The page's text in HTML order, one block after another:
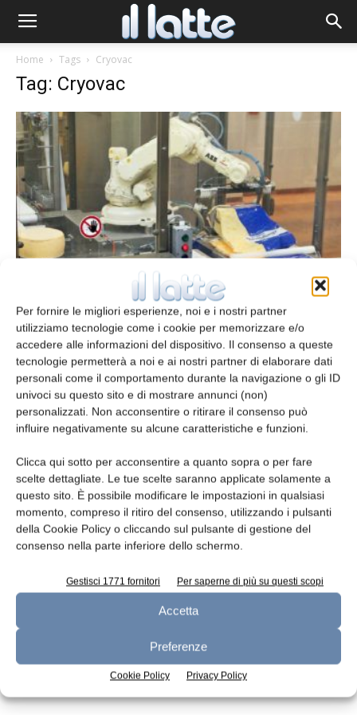
Per fornire le migliori esperienze, noi e i nostri partner
utilizziamo tecnologie come i cookie per memorizzare e/o
accedere alle informazioni del dispositivo. Il consenso a queste
tecnologie permetterà a noi e ai nostri partner di elaborare dati
personali come il comportamento durante la navigazione o gli ID
univoci su questo sito e di mostrare annunci (non)
personalizzati. Non acconsentire o ritirare il consenso può
influire negativamente su alcune caratteristiche e funzioni.
Clicca qui sotto per acconsentire a quanto sopra o per fare
scelte dettagliate. Le tue scelte saranno applicate solamente a
questo sito. È possibile modificare le impostazioni in qualsiasi
momento, compreso il ritiro del consenso, utilizzando i pulsanti
della Cookie Policy o cliccando sul pulsante di gestione del
consenso nella parte inferiore dello schermo.
Gestisci 1771 fornitori Per saperne di più su questi scopi
Accetta
Preferenze
Cookie Policy Privacy Policy
Home Tags Cryovac
Tag: Cryovac
Confezionamento ruote di formaggio
Redazione 3 Dicembre 2013
Leggi la rivista
n.6 - Giugno 2026 n.5 - Maggio 2026
Edicola Web